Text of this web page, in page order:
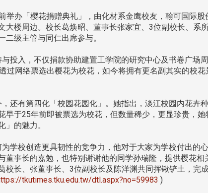
举办「樱花捐赠典礼」，由化材系金鹰校友，翰可国际
大楼周边。校长葛焕昭、董事长张家宜、3位副校长、系
级主管与同仁出席参与。
投入，不仅捐款协助建置工学院的研究中心及书卷广场
过网络票选出樱花为校花，如今将拥有更名副其实的校
还有第四化「校园花园化」。她指出，淡江校园内花卉
早于25年前即被票选为校花，但数量稀少，更显珍贵，
的魅力。
学校创造更具韧性的竞争力，他对于大家为学校付出的
董事长的嘉勉，也特别谢谢他的同学孙瑞隆，提供樱花
校长、张董事长、3位副校长及陈洋渊共同挥锹铲土，完
tkutimes.tku.edu.tw/dtl.aspx?no=59983 )